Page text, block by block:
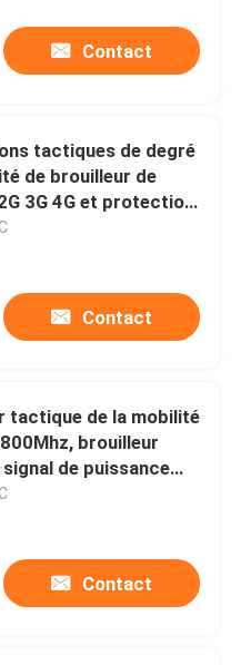
Contact
tactiques de degré
de brouilleur de
3G 4G et protection
Contact
tactique de la mobilité
brouilleur
de puissance
fréquence ultra-haute
Contact